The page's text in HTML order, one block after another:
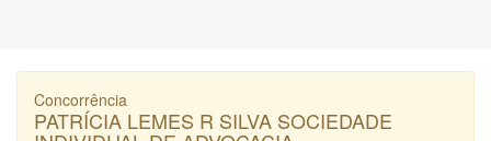
Concorrência
PATRÍCIA LEMES R SILVA SOCIEDADE